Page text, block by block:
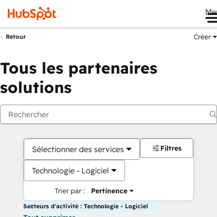
Retour Créer
Tous les partenaires
solutions
Sélectionner des services
Technologie - Logiciel
Trier par : Pertinence
Filtres
Secteurs d'activité : Technologie - Logiciel